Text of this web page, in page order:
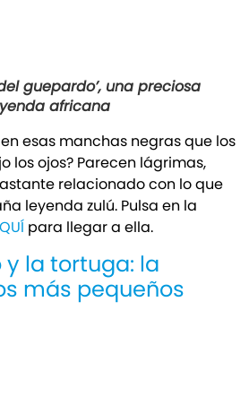
guepardo’, una preciosa
africana
esas manchas negras que los
los ojos? Parecen lágrimas,
relacionado con lo que
leyenda zulú. Pulsa en la
para llegar a ella.
la tortuga: la
más pequeños